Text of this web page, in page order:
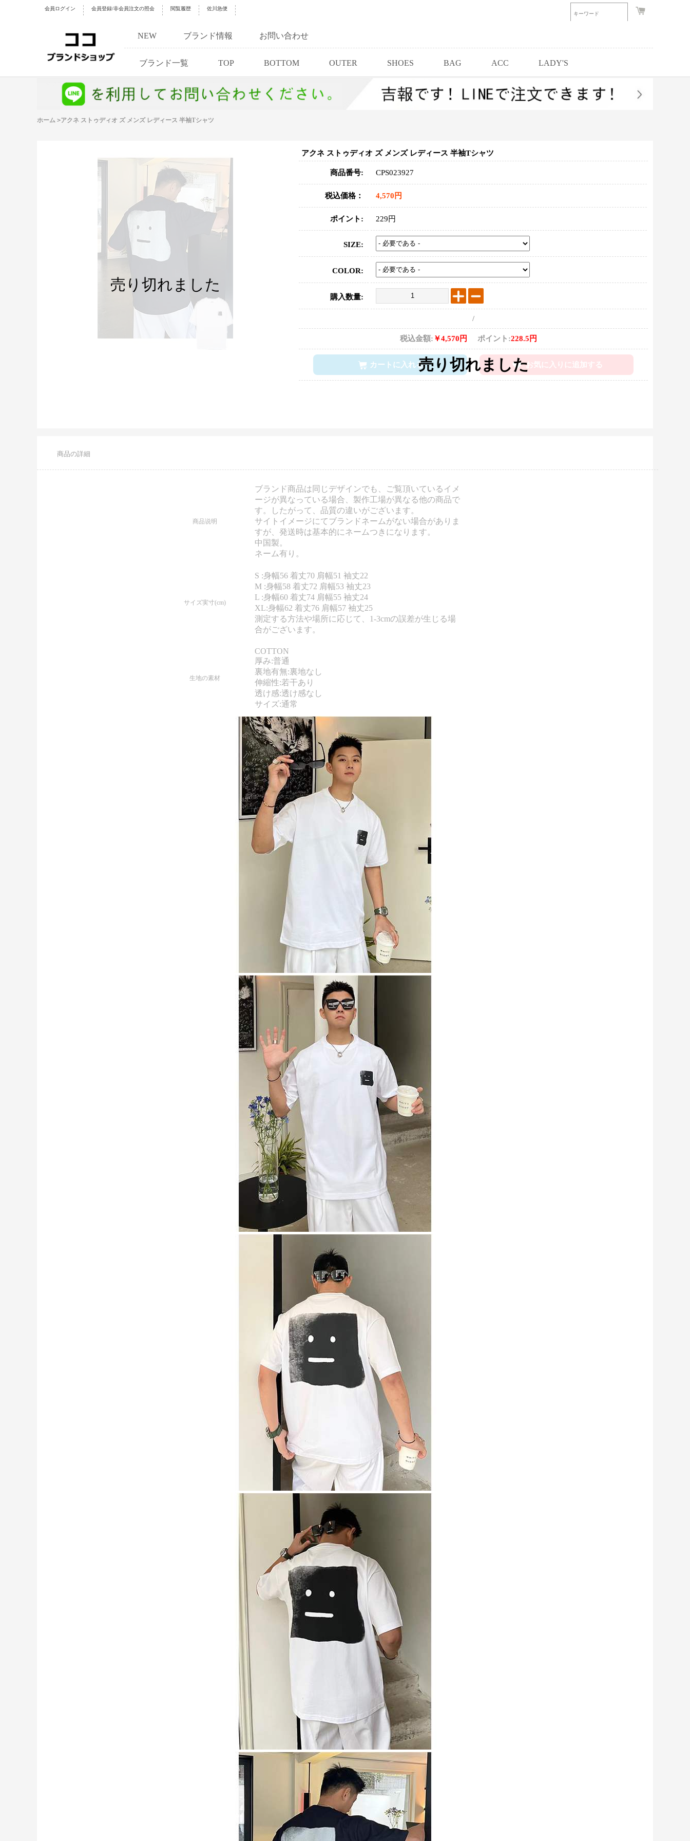
会員ログイン 会員登録/非会員注文の照会 閲覧履歴 佐川急便
NEW ブランド情報 お問い合わせ
ブランド一覧 TOP BOTTOM OUTER SHOES BAG ACC LADY'S
ホーム >アクネ ストゥディオ ズ メンズ レディース 半袖Tシャツ
アクネ ストゥディオ ズ メンズ レディース 半袖Tシャツ
商品番号: CPS023927
税込価格： 4,570円
ポイント: 229円
SIZE:
COLOR:
購入数量:
/
税込金額: ￥4,570円 ポイント:228.5円
カートに入れる お気に入りに追加する
商品の詳細
商品说明
ブランド商品は同じデザインでも、ご覧頂いているイメ
ージが異なっている場合、製作工場が異なる他の商品で
す。したがって、品質の違いがございます。
サイトイメージにてブランドネームがない場合がありま
すが、発送時は基本的にネームつきになります。
中国製。
ネーム有り。
サイズ実寸(cm)
S :身幅56 着丈70 肩幅51 袖丈22
M :身幅58 着丈72 肩幅53 袖丈23
L :身幅60 着丈74 肩幅55 袖丈24
XL:身幅62 着丈76 肩幅57 袖丈25
測定する方法や場所に応じて、1-3cmの誤差が生じる場
合がございます。
生地の素材
COTTON
厚み:普通
裏地有無:裏地なし
伸縮性:若干あり
透け感:透け感なし
サイズ:通常